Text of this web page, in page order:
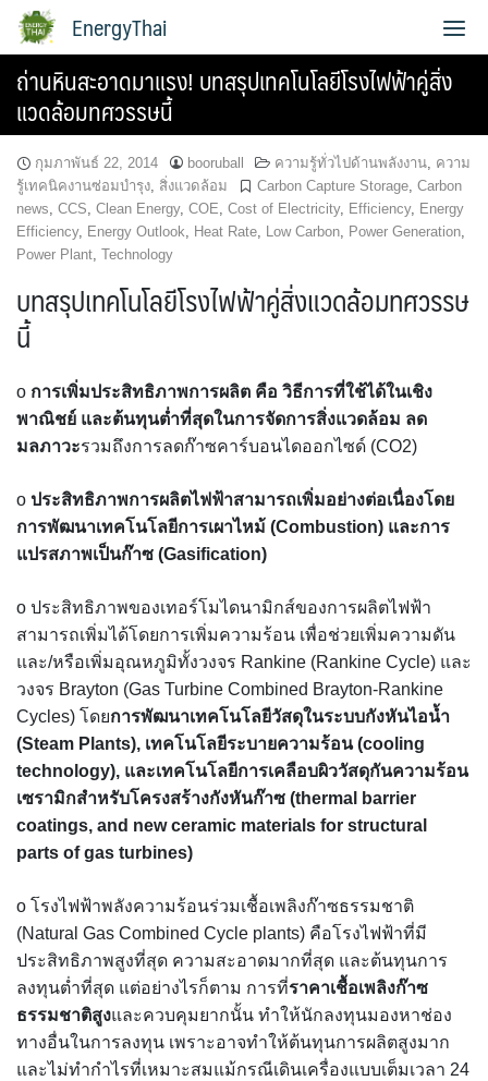
Skip
content
เกี่ยวกับผู้เขียน
EnergyThai
ถ่านหินสะอาดมาแรง! บทสรุปเทคโนโลยีโรงไฟฟ้าคู่สิ่ง
แวดล้อมทศวรรษนี้
กุมภาพันธ์ 22, 2014 booruball ความรู้ทั่วไปด้านพลังงาน, ความ
รู้เทคนิคงานซ่อมบำรุง, สิ่งแวดล้อม Carbon Capture Storage, Carbon
news, CCS, Clean Energy, COE, Cost of Electricity, Efficiency, Energy
Efficiency, Energy Outlook, Heat Rate, Low Carbon, Power Generation,
Power Plant, Technology
บทสรุปเทคโนโลยีโรงไฟฟ้าคู่สิ่งแวดล้อมทศวรรษ
นี้
o การเพิ่มประสิทธิภาพการผลิต คือ วิธีการที่ใช้ได้ในเชิง
พาณิชย์ และต้นทุนต่ำที่สุดในการจัดการสิ่งแวดล้อม ลด
มลภาวะรวมถึงการลดก๊าซคาร์บอนไดออกไซด์ (CO2)
o ประสิทธิภาพการผลิตไฟฟ้าสามารถเพิ่มอย่างต่อเนื่องโดย
การพัฒนาเทคโนโลยีการเผาไหม้ (Combustion) และการ
แปรสภาพเป็นก๊าซ (Gasification)
o ประสิทธิภาพของเทอร์โมไดนามิกส์ของการผลิตไฟฟ้า
สามารถเพิ่มได้โดยการเพิ่มความร้อน เพื่อช่วยเพิ่มความดัน
และ/หรือเพิ่มอุณหภูมิทั้งวงจร Rankine (Rankine Cycle) และ
วงจร Brayton (Gas Turbine Combined Brayton-Rankine
Cycles) โดยการพัฒนาเทคโนโลยีวัสดุในระบบกังหันไอน้ำ
(Steam Plants), เทคโนโลยีระบายความร้อน (cooling
technology), และเทคโนโลยีการเคลือบผิววัสดุกันความร้อน
เซรามิกสำหรับโครงสร้างกังหันก๊าซ (thermal barrier
coatings, and new ceramic materials for structural
parts of gas turbines)
o โรงไฟฟ้าพลังความร้อนร่วมเชื้อเพลิงก๊าซธรรมชาติ
(Natural Gas Combined Cycle plants) คือโรงไฟฟ้าที่มี
ประสิทธิภาพสูงที่สุด ความสะอาดมากที่สุด และต้นทุนการ
ลงทุนต่ำที่สุด แต่อย่างไรก็ตาม การที่ราคาเชื้อเพลิงก๊าซ
ธรรมชาติสูงและควบคุมยากนั้น ทำให้นักลงทุนมองหาช่อง
ทางอื่นในการลงทุน เพราะอาจทำให้ต้นทุนการผลิตสูงมาก
และไม่ทำกำไรที่เหมาะสมแม้กรณีเดินเครื่องแบบเต็มเวลา 24